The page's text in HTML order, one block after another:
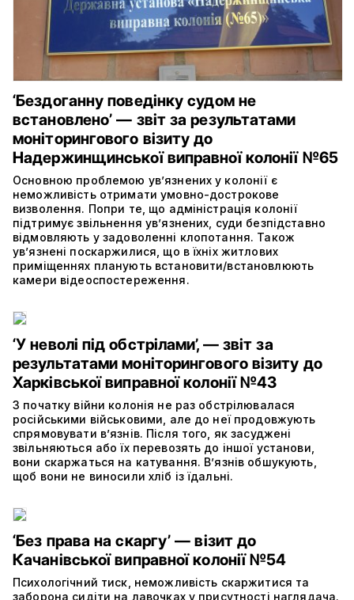
‘Бездоганну поведінку судом не
встановлено’ — звіт за результатами
моніторингового візиту до
Надержинщинської виправної колонії №65
Основною проблемою ув’язнених у колонії є
неможливість отримати умовно-дострокове
визволення. Попри те, що адміністрація колонії
підтримує звільнення ув’язнених, суди безпідставно
відмовляють у задоволенні клопотання. Також
ув’язнені поскаржилися, що в їхніх житлових
приміщеннях планують встановити/встановлюють
камери відеоспостереження.
‘У неволі під обстрілами’, — звіт за
результатами моніторингового візиту до
Харківської виправної колонії №43
З початку війни колонія не раз обстрілювалася
російськими військовими, але до неї продовжують
спрямовувати в’язнів. Після того, як засуджені
звільняються або їх перевозять до іншої установи,
вони скаржаться на катування. В’язнів обшукують,
щоб вони не виносили хліб із їдальні.
‘Без права на скаргу’ — візит до
Качанівської виправної колонії №54
Психологічний тиск, неможливість скаржитися та
заборона сидіти на лавочках у присутності наглядача.